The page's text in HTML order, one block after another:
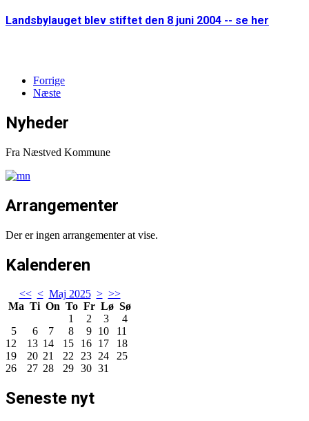
Landsbylauget blev stiftet den 8 juni 2004 -- se her
Forrige
Næste
Nyheder
Fra Næstved Kommune
Arrangementer
Der er ingen arrangementer at vise.
Kalenderen
<< < Maj 2025 > >>
Ma Ti On To Fr Lø Sø
1
2 3
4
5
6 7 8 9 10
11
12
13 14 15 16 17
18
19
20 21 22 23 24
25
26
27 28 29 30 31
Seneste nyt